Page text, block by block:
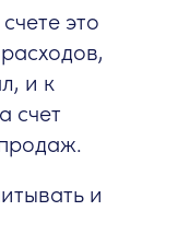
это
и к
счет
и